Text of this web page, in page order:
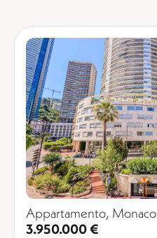
Appartamento, Monaco
3.950.000 €